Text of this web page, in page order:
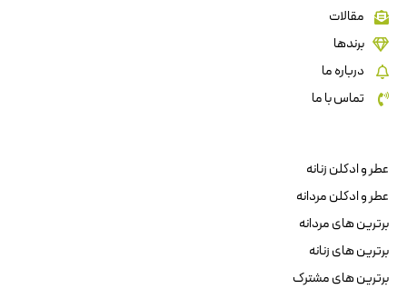
مقالات
برندها
درباره ما
تماس با ما
عطر و ادکلن زنانه
عطر و ادکلن مردانه
برترین های مردانه
برترین های زنانه
برترین های مشترک